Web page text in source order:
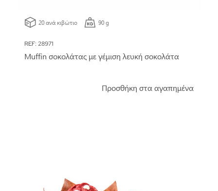
20 ανά κιβώτιο 90 g
REF: 28971
Muffin σοκολάτας με γέμιση λευκή σοκολάτα
Προσθήκη στα αγαπημένα